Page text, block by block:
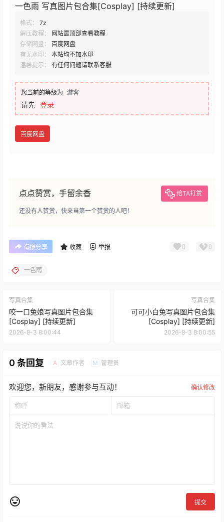
一色雨 写真图片包合集[Cosplay] [持续更新]
格式：
7z
解压教程：
网站最顶部查看教程
存储网盘：
百度网盘
有无水印：
本站均不加水印
温馨提示：
有任何问题请联系客服
您当前的等级为 游客
请先 登录
百度网盘
点点赞赏，手留余香 给TA打赏
还没有人赞赏，快来当第一个赞赏的人吧！
海报分享 收藏 举报 0 0
一色雨
写真合集
咬一口兔娘写真图片包合集
[Cosplay] [持续更新]
2026-8-3 8:00:44
写真合集
可可小白兔写真图片包合集
[Cosplay] [持续更新]
2026-8-3 8:00:55
0 条回复 A 文章作者 M 管理员
欢迎您，新朋友，感谢参与互动！ 确认修改
提交